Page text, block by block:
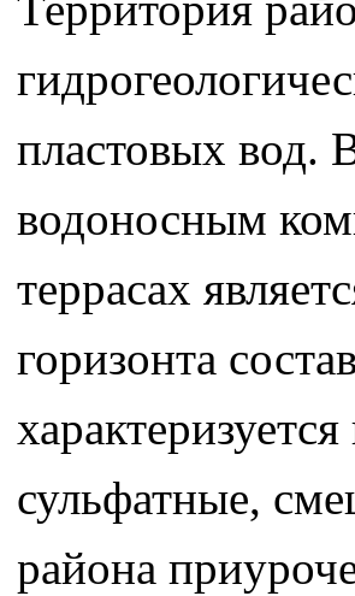
пластовых вод.
водоносным
террасах
горизонта
сульфатные,
района